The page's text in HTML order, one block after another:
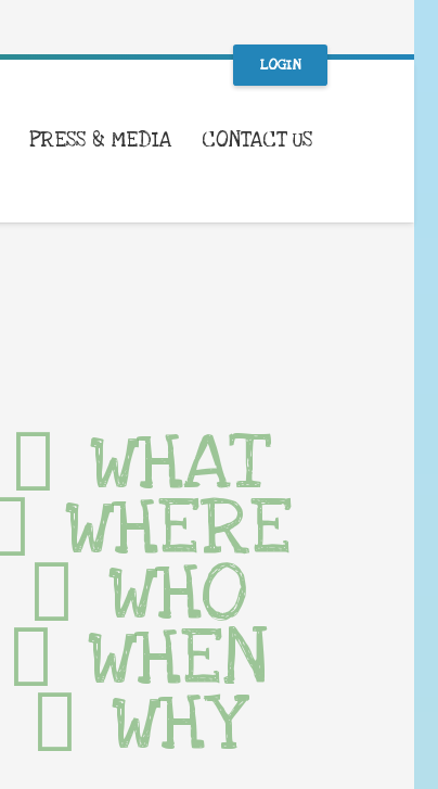
LOGIN
PRESS & MEDIA CONTACT US
WHAT
WHERE
WHO
WHEN
WHY